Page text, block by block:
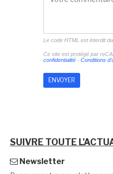
Le code HTML est interdit
Ce site est protégé par
confidentialité- Conditions
SUIVRE TOUTE
Newsletter